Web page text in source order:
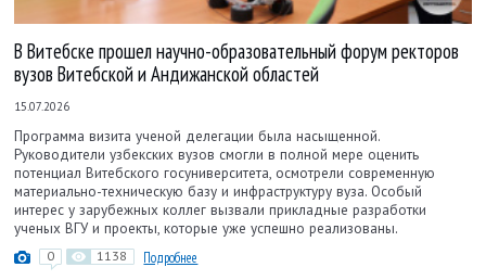
В Витебске прошел научно-образовательный форум ректоров
вузов Витебской и Андижанской областей
15.07.2026
Программа визита ученой делегации была насыщенной.
Руководители узбекских вузов смогли в полной мере оценить
потенциал Витебского госуниверситета, осмотрели современную
материально-техническую базу и инфраструктуру вуза. Особый
интерес у зарубежных коллег вызвали прикладные разработки
ученых ВГУ и проекты, которые уже успешно реализованы.
0 1138 Подробнее